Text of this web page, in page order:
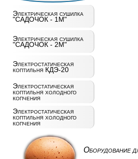
Электрическая сушилка
"САДОЧОК - 1М"
Электрическая сушилка
"САДОЧОК - 2М"
Электростатическая
коптильня КДЭ-20
Электростатическая
коптильня холодного
копчения
Электростатическая
коптильня холодного
копчения
Оборудование